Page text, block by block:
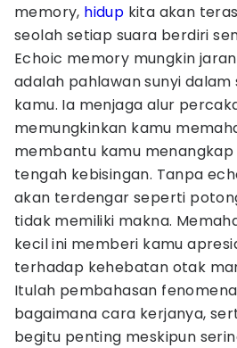
memory, hidup kita akan
seolah setiap suara berdiri
Echoic memory mungkin
adalah pahlawan sunyi
kamu. Ia menjaga alur
memungkinkan kamu
membantu kamu
tengah kebisingan. Tanpa
akan terdengar seperti
tidak memiliki makna.
kecil ini memberi kamu
terhadap kehebatan otak
Itulah pembahasan
bagaimana cara kerjanya,
begitu penting meskipun